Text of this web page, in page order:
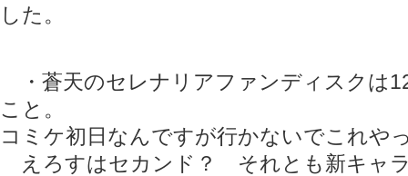
した。
・蒼天のセレナリアファンディスクは
こと。
コミケ初日なんですが行かないでこれや
えろすはセカンド？ それとも新キャ